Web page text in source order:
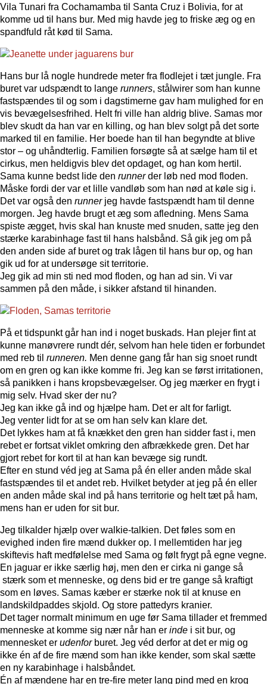
Vila Tunari fra Cochamamba til Santa Cruz i Bolivia, for at
komme ud til hans bur. Med mig havde jeg to friske æg og en
spandfuld råt kød til Sama.
Hans bur lå nogle hundrede meter fra flodlejet i tæt jungle. Fra
buret var udspændt to lange runners, stålwirer som han kunne
fastspændes til og som i dagstimerne gav ham mulighed for en
vis bevægelsesfrihed. Helt fri ville han aldrig blive. Samas mor
blev skudt da han var en killing, og han blev solgt på det sorte
marked til en familie. Her boede han til han begyndte at blive
stor – og uhåndterlig. Familien forsøgte så at sælge ham til et
cirkus, men heldigvis blev det opdaget, og han kom hertil.
Sama kunne bedst lide den runnerder løb ned mod floden.
Måske fordi der var et lille vandløb som han nød at køle sig i.
Det var også den runner jeg havde fastspændt ham til denne
morgen. Jeg havde brugt et æg som afledning. Mens Sama
spiste ægget, hvis skal han knuste med snuden, satte jeg den
stærke karabinhage fast til hans halsbånd. Så gik jeg om på
den anden side af buret og trak lågen til hans bur op, og han
gik ud for at undersøge sit territorie.
Jeg gik ad min sti ned mod floden, og han ad sin. Vi var
sammen på den måde, i sikker afstand til hinanden.
På et tidspunkt går han ind i noget buskads. Han plejer fint at
kunne manøvrere rundt dér, selvom han hele tiden er forbundet
med reb til runneren. Men denne gang får han sig snoet rundt
om en gren og kan ikke komme fri. Jeg kan se først irritationen,
så panikken i hans kropsbevægelser. Og jeg mærker en frygt i
mig selv. Hvad sker der nu?
Jeg kan ikke gå ind og hjælpe ham. Det er alt for farligt.
Jeg venter lidt for at se om han selv kan klare det.
Det lykkes ham at få knækket den gren han sidder fast i, men
rebet er fortsat viklet omkring den afbrækkede gren. Det har
gjort rebet for kort til at han kan bevæge sig rundt.
Efter en stund véd jeg at Sama på én eller anden måde skal
fastspændes til et andet reb. Hvilket betyder at jeg på én eller
en anden måde skal ind på hans territorie og helt tæt på ham,
mens han er uden for sit bur.
Jeg tilkalder hjælp over walkie-talkien. Det føles som en
evighed inden fire mænd dukker op. I mellemtiden har jeg
skiftevis haft medfølelse med Sama og følt frygt på egne vegne.
En jaguar er ikke særlig høj, men den er cirka ni gange så
stærk som et menneske, og dens bid er tre gange så kraftigt
som en løves. Samas kæber er stærke nok til at knuse en
landskildpaddes skjold. Og store pattedyrs kranier.
Det tager normalt minimum en uge før Sama tillader et fremmed
menneske at komme sig nær når han er inde i sit bur, og
mennesket er udenfor buret. Jeg véd derfor at det er mig og
ikke én af de fire mænd som han ikke kender, som skal sætte
en ny karabinhage i halsbåndet.
Én af mændene har en tre-fire meter lang pind med en krog